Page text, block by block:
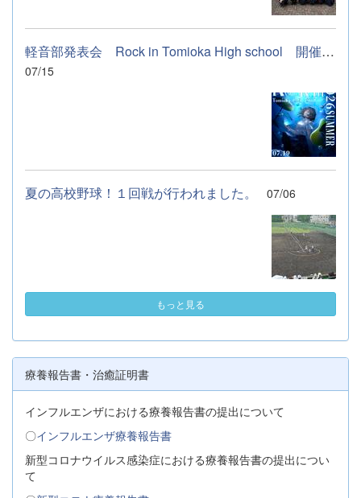
軽音部発表会 Rock in Tomioka High school 開催します
07/15
夏の高校野球！１回戦が行われました。 07/06
もっと見る
療養報告書・治癒証明書
インフルエンザにおける療養報告書の提出について
〇インフルエンザ療養報告書
新型コロナウイルス感染症における療養報告書の提出につい
て